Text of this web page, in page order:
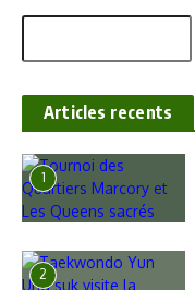
Articles recents
1
2